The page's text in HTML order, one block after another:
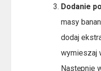
Dodanie
masy
dodaj
wymieszaj
Następnie